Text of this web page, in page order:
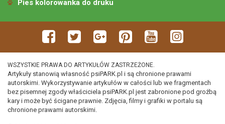
Pies kolorowanka do druku
WSZYSTKIE PRAWA DO ARTYKUŁÓW ZASTRZEŻONE.
Artykuły stanowią własność psiPARK.pl i są chronione prawami
autorskimi. Wykorzystywanie artykułów w całości lub we fragmentach
bez pisemnej zgody właściciela psiPARK.pl jest zabronione pod groźbą
kary i może być ścigane prawnie. Zdjęcia, filmy i grafiki w portalu są
chronione prawami autorskimi.